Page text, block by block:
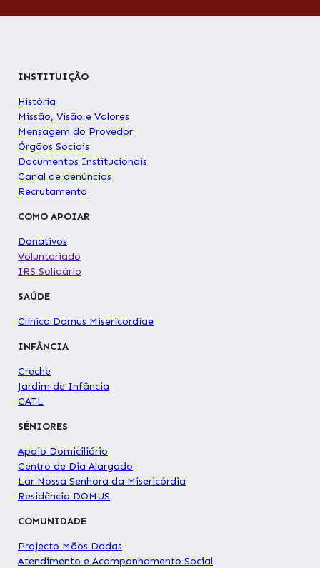
INSTITUIÇÃO
História
Missão, Visão e Valores
Mensagem do Provedor
Órgãos Sociais
Documentos Institucionais
Canal de denúncias
Recrutamento
COMO APOIAR
Donativos
Voluntariado
IRS Solidário
SAÚDE
Clínica Domus Misericordiae
INFÂNCIA
Creche
Jardim de Infância
CATL
SÉNIORES
Apoio Domiciliário
Centro de Dia Alargado
Lar Nossa Senhora da Misericórdia
Residência DOMUS
COMUNIDADE
Projecto Mãos Dadas
Atendimento e Acompanhamento Social